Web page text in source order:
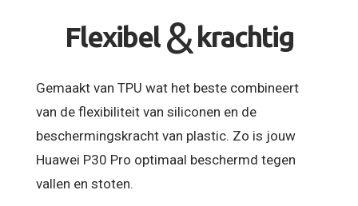
Flexibel & krachtig
Gemaakt van TPU wat het beste combineert
van de flexibiliteit van siliconen en de
beschermingskracht van plastic. Zo is jouw
Huawei P30 Pro optimaal beschermd tegen
vallen en stoten.